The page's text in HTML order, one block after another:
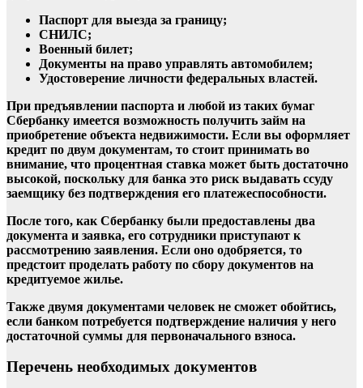
Паспорт для выезда за границу;
СНИЛС;
Военный билет;
Документы на право управлять автомобилем;
Удостоверение личности федеральных властей.
При предъявлении паспорта и любой из таких бумаг
Сбербанку имеется возможность получить займ на
приобретение объекта недвижимости. Если вы оформляет
кредит по двум документам, то стоит принимать во
внимание, что процентная ставка может быть достаточно
высокой, поскольку для банка это риск выдавать ссуду
заемщику без подтверждения его платежеспособности.
После того, как Сбербанку были предоставлены два
документа и заявка, его сотрудники приступают к
рассмотрению заявления. Если оно одобряется, то
предстоит проделать работу по сбору документов на
кредитуемое жилье.
Также двумя документами человек не сможет обойтись,
если банком потребуется подтверждение наличия у него
достаточной суммы для первоначального взноса.
Перечень необходимых документов